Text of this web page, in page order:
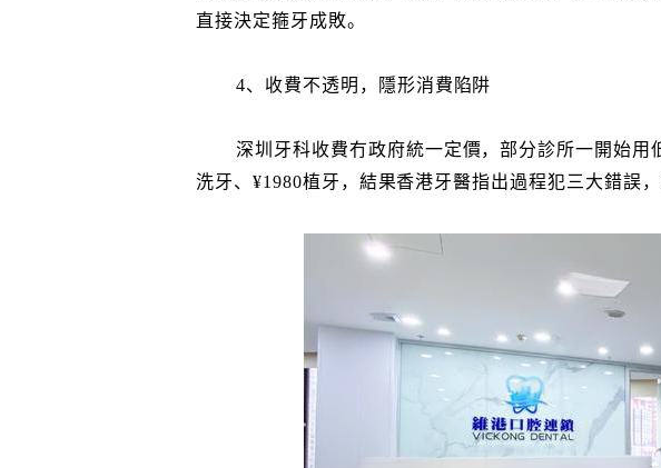
直接決定箍牙成敗。
4、收費不透明，隱形消費陷阱
深圳牙科收費冇政府統一定價，部分診所一開始
洗牙、¥1980植牙，結果香港牙醫指出過程犯三大錯誤